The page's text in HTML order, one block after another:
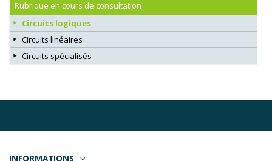
Rubrique en cours de consultation
Circuits logiques
Circuits linéaires
Circuits spécialisés
INFORMATIONS